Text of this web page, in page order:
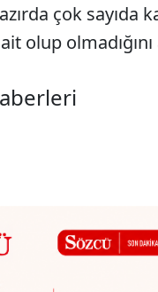
çok sayıda
olup olmadığını